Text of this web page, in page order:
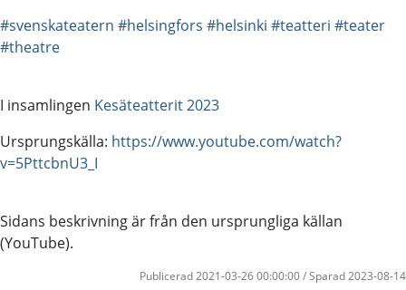
#svenskateatern #helsingfors #helsinki #teatteri #teater
#theatre
I insamlingen Kesäteatterit 2023
Ursprungskälla: https://www.youtube.com/watch?
v=5PttcbnU3_I
Sidans beskrivning är från den ursprungliga källan
(YouTube).
Publicerad 2021-03-26 00:00:00 / Sparad 2023-08-14